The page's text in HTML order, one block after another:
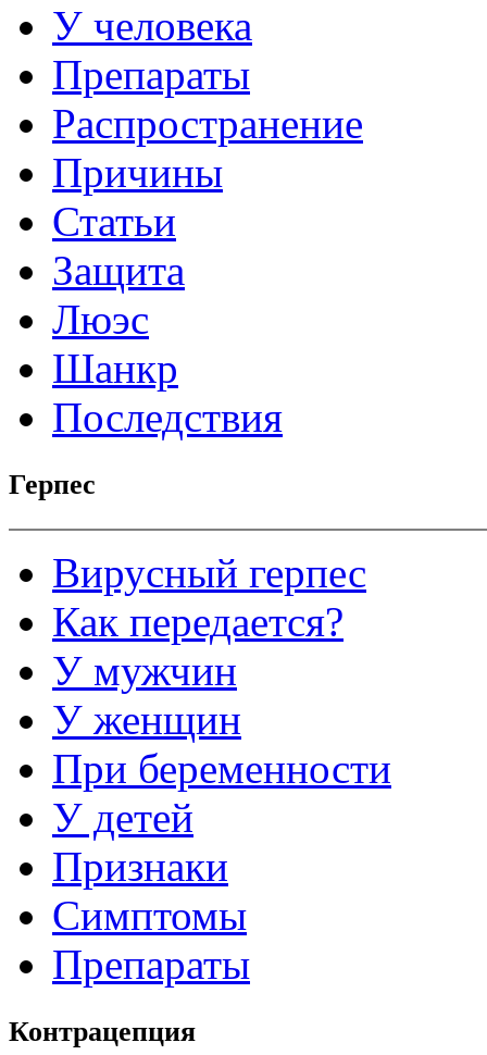
У человека
Препараты
Распространение
Причины
Статьи
Защита
Люэс
Шанкр
Последствия
Герпес
Вирусный герпес
Как передается?
У мужчин
У женщин
При беременности
У детей
Признаки
Симптомы
Препараты
Контрацепция